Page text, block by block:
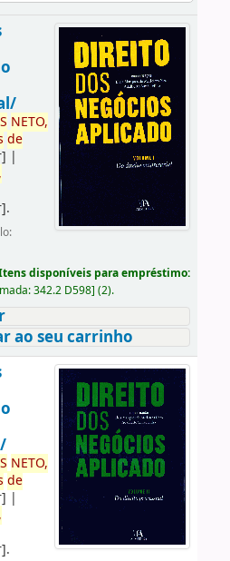
NETO,
de
|
.
disponíveis para empréstimo:
342.2 D598] (2).
ao seu carrinho
NETO,
de
|
.